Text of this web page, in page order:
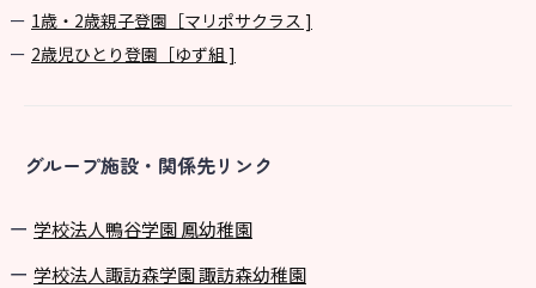
1歳・2歳親子登園［マリポサクラス ]
2歳児ひとり登園［ゆず組 ]
グループ施設・関係先リンク
学校法⼈鴨⾕学園 鳳幼稚園
学校法⼈諏訪森学園 諏訪森幼稚園